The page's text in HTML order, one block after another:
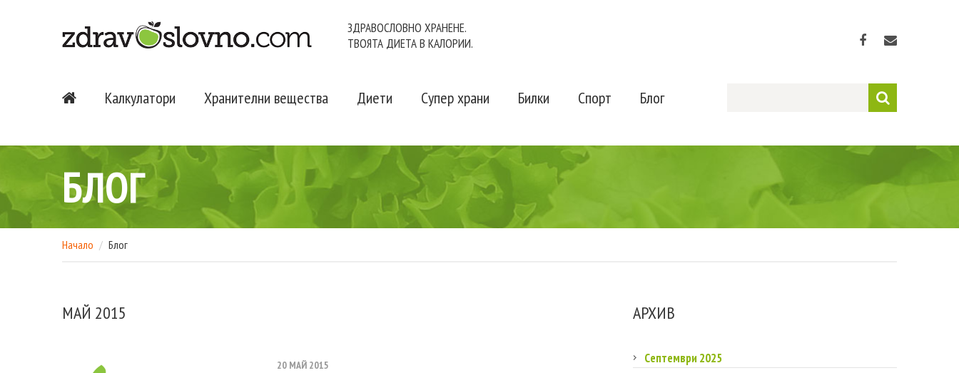
ЗДРАВОСЛОВНО ХРАНЕНЕ.
ТВОЯТА ДИЕТА В КАЛОРИИ.
Калкулатори Хранителни вещества Диети Супер храни Билки Спорт Блог
БЛОГ
Начало Блог
МАЙ 2015
20 МАЙ 2015
АРХИВ
Септември 2025